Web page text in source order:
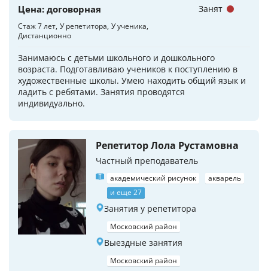
Цена: договорная
Стаж 7 лет У репетитора У ученика
Дистанционно
Занимаюсь с детьми школьного и дошкольного
возраста. Подготавливаю учеников к поступлению в
художественные школы. Умею находить общий язык и
ладить с ребятами. Занятия проводятся
индивидуально.
Занят
Репетитор Лола Рустамовна
Частный преподаватель
академический рисунок
акварель
и еще 27
Занятия у репетитора
Московский район
Выездные занятия
Московский район